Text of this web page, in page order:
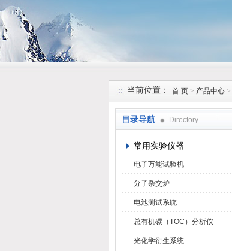
当前位置： 首 页 > 产品中心 >
目录导航 Directory
常用实验仪器
电子万能试验机
分子杂交炉
电池测试系统
总有机碳（TOC）分析仪
光化学衍生系统